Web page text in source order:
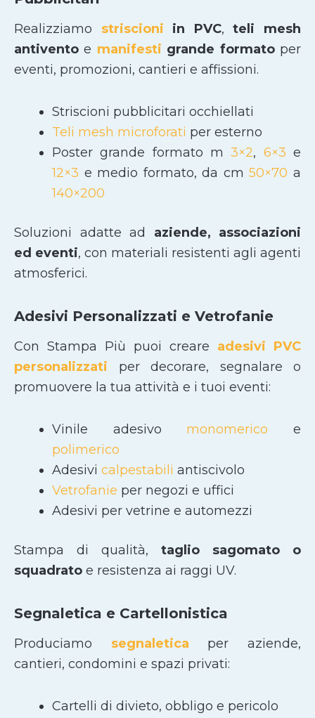
Realizziamo striscioni in PVC,teli mesh
antivento e manifesti grande formatoper
eventi, promozioni, cantieri e affissioni.
Striscioni pubblicitari occhiellati
Teli mesh microforati per esterno
Poster grande formato m3×2, 6×3 e
12×3 e medio formato, da cm50×70 a
140×200
Soluzioni adatte ad aziende, associazioni
ed eventi, con materiali resistenti agli agenti
atmosferici.
Adesivi Personalizzati e Vetrofanie
Con Stampa Più puoi creare adesivi PVC
personalizzati per decorare, segnalare o
promuovere la tua attività e i tuoi eventi:
Vinile adesivo monomerico e
polimerico
Adesivi calpestabili antiscivolo
Vetrofanie per negozi e uffici
Adesivi per vetrine e automezzi
Stampa di qualità, taglio sagomato
o
squadrato e resistenza ai raggi UV.
Segnaletica e Cartellonistica
Produciamo segnaletica per aziende,
cantieri, condomini e spazi privati:
Cartelli di divieto, obbligo e pericolo